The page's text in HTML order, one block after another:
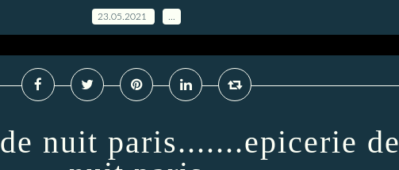
23.05.2021
nuit paris.......epicerie de